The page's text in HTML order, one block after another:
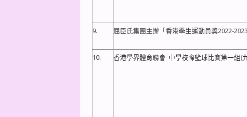
9.
屈臣氏集團主辦「香港學生運動員獎2022-2023
10. 香港學界體育聯會 中學校際籃球比賽第一組(